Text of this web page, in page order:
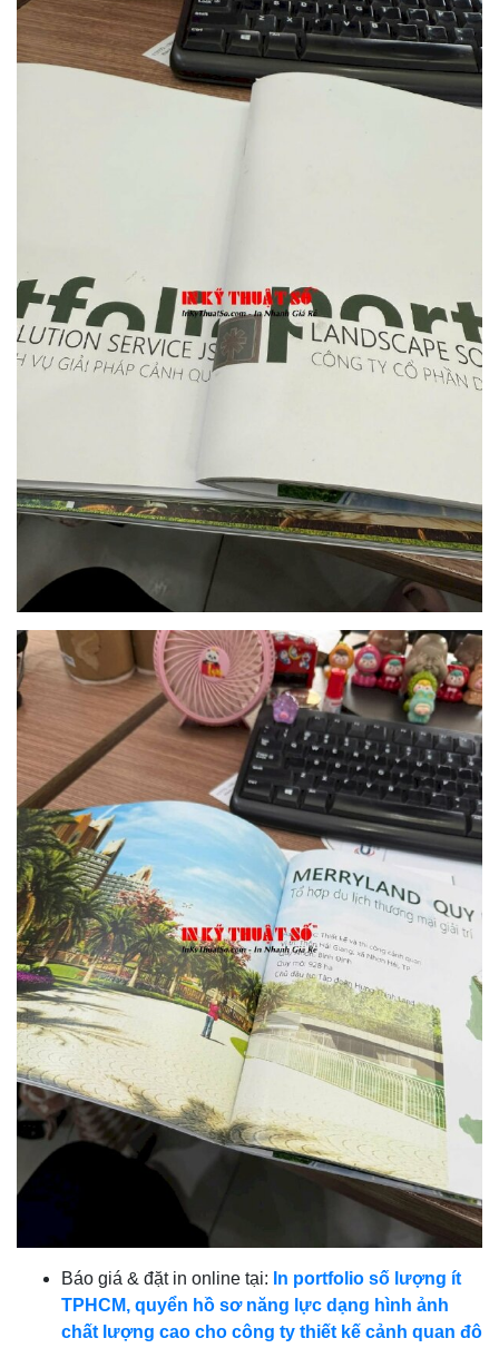
Báo giá & đặt in online tại: In portfolio số lượng ít
TPHCM, quyển hồ sơ năng lực dạng hình ảnh
chất lượng cao cho công ty thiết kế cảnh quan đô